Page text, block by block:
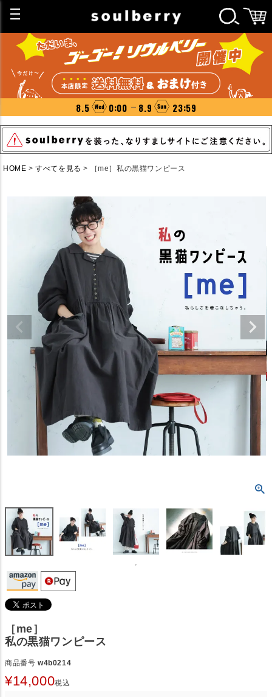
8.5 0:00 8.9 23:59
HOME すべてを見る ［me］私の黒猫ワンピース
［me］
私の黒猫ワンピース
商品番号 w4b0214
¥14,000税込